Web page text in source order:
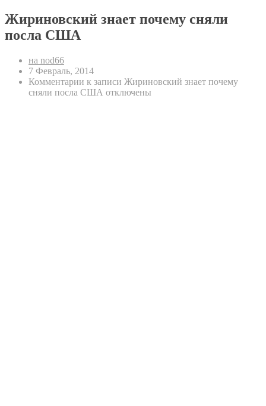
Жириновский знает почему сняли
посла США
на nod66
7 Февраль, 2014
Комментарии к записи Жириновский знает почему
сняли посла США отключены